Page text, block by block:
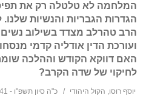
המלחמה לא טלטלה רק את
הגדרות הגבריות והנשיות
הרב טהרלב מצדד בשילוב נשים
ועורכת הדין אודליה קדמי
האם דווקא הקודש וההלכה
לחיקוי של שדה הקרב?
יוסף רוסו, הקול היהודי כ"ה סיון תשפ"ו - 11:41 10/06/2026